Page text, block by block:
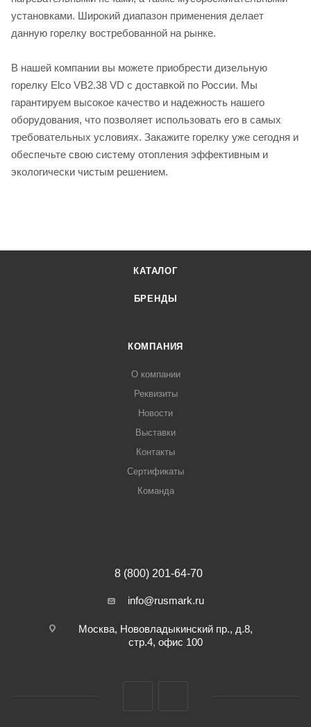
установками. Широкий диапазон применения делает
данную горелку востребованной на рынке.
В нашей компании вы можете приобрести дизельную
горелку Elco VB2.38 VD с доставкой по России. Мы
гарантируем высокое качество и надежность нашего
оборудования, что позволяет использовать его в самых
требовательных условиях. Закажите горелку уже сегодня и
обеспечьте свою систему отопления эффективным и
экологически чистым решением.
КАТАЛОГ
БРЕНДЫ
КОМПАНИЯ
О компании
Реквизиты
Новости
Выставки
Контакты
Сертификаты
Команда
8 (800) 201-64-70
info@rusmark.ru
Москва, Нововладыкинский пр., д.8,
стр.4, офис 100